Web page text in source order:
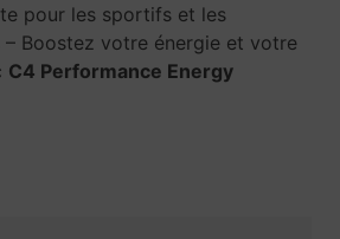
pour les sportifs et les
– Boostez votre énergie et votre
C4 Performance Energy